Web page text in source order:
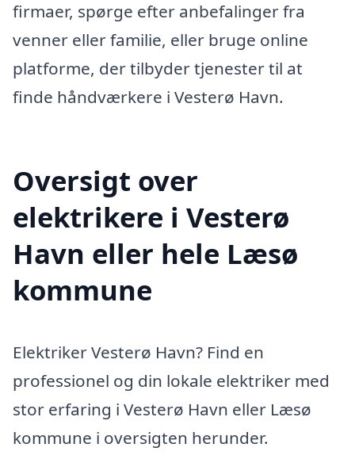
firmaer, spørge efter anbefalinger fra
venner eller familie, eller bruge online
platforme, der tilbyder tjenester til at
finde håndværkere i Vesterø Havn.
Oversigt over
elektrikere i Vesterø
Havn eller hele Læsø
kommune
Elektriker Vesterø Havn? Find en
professionel og din lokale elektriker med
stor erfaring i Vesterø Havn eller Læsø
kommune i oversigten herunder.